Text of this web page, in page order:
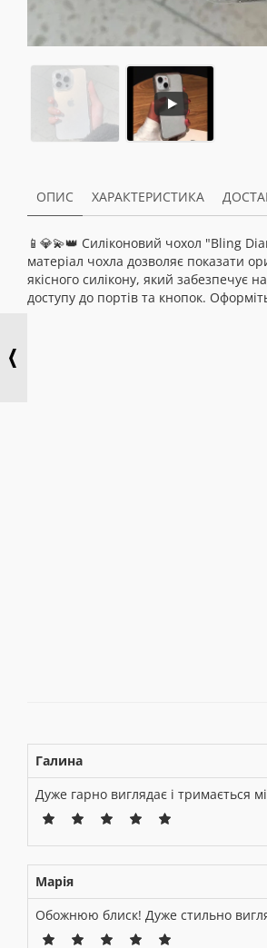
ОПИС ХАРАКТЕРИСТИКА
📱💎💫👑 Силіконовий чохол "Bling
матеріал чохла дозволяє показати
якісного силікону, який забезпечує
доступу до портів та кнопок.
Галина
Дуже гарно виглядає і тримається
Марія
Обожнюю блиск! Дуже стильно